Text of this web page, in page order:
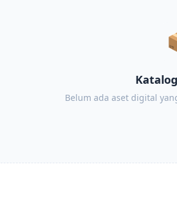
Belum ada aset digital